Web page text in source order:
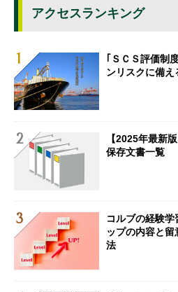
アクセスランキング
｢ＳＣＳ評価
ンリスクに備え
【2025年最新
保存文書一覧
コルブの経験
ップの内容と
法